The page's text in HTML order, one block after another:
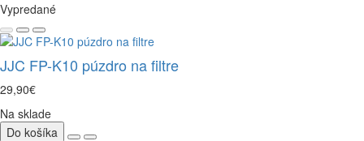
Vypredané
JJC FP-K10 púzdro na filtre
29,90€
Na sklade
Do košíka